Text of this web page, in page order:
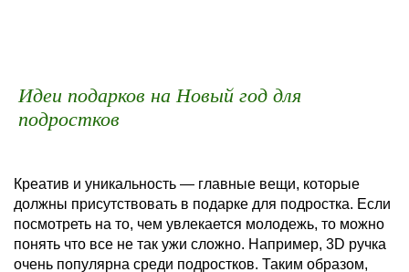
Идеи подарков на Новый год для
подростков
Креатив и уникальность — главные вещи, которые
должны присутствовать в подарке для подростка. Если
посмотреть на то, чем увлекается молодежь, то можно
понять что все не так ужи сложно. Например, 3D ручка
очень популярна среди подростков. Таким образом,